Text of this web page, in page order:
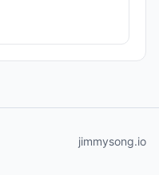
jimmysong.io